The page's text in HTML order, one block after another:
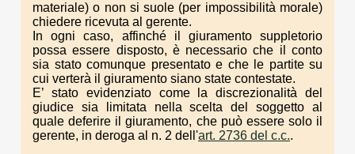
materiale) o non si suole (per impossibilità morale)
chiedere ricevuta al gerente.
In ogni caso, affinché il giuramento suppletorio
possa essere disposto, è necessario che il conto
sia stato comunque presentato e che le partite su
cui verterà il giuramento siano state contestate.
E’ stato evidenziato come la discrezionalità del
giudice sia limitata nella scelta del soggetto al
quale deferire il giuramento, che può essere solo il
gerente, in deroga al n. 2 dell'art. 2736 del c.c..